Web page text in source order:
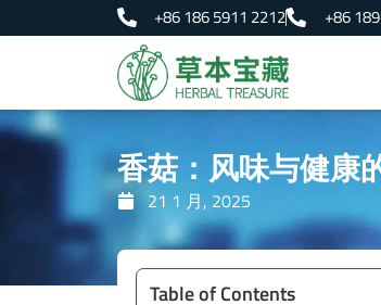
至
+86 186 5911 2212 +86
香菇：风味与健康
21 1 月, 2025
Table of Contents